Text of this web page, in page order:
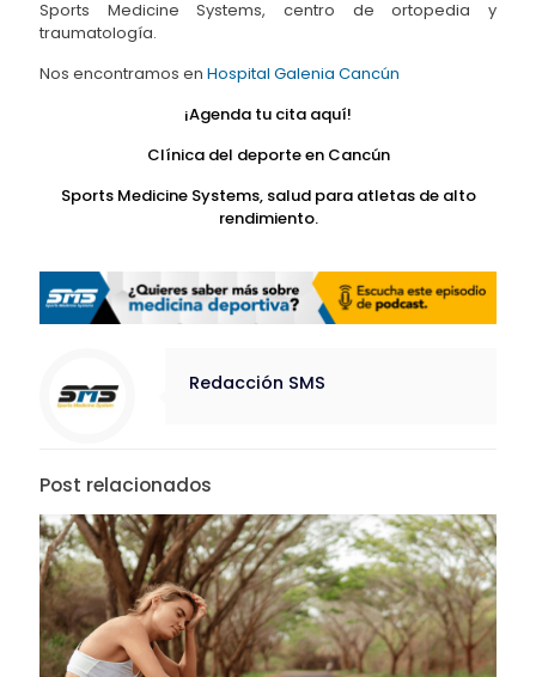
Sports Medicine Systems, centro de ortopedia y
traumatología.
Nos encontramos en Hospital Galenia Cancún
¡Agenda tu cita aquí!
Clínica del deporte en Cancún
Sports Medicine Systems, salud para atletas de alto
rendimiento.
Redacción SMS
Post relacionados